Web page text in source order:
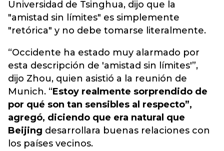
Universidad de Tsinghua, dijo que la
"amistad sin límites" es simplemente
"retórica" ​​y no debe tomarse literalmente.
“Occidente ha estado muy alarmado por
esta descripción de 'amistad sin límites'”,
dijo Zhou, quien asistió a la reunión de
Munich. “Estoy realmente sorprendido de
por qué son tan sensibles al respecto”,
agregó, diciendo que era natural que
Beijing desarrollara buenas relaciones con
los países vecinos.